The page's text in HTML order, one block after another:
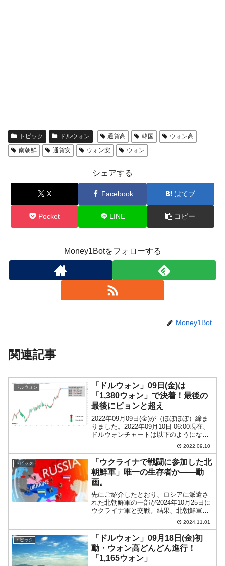
トピック ドルウォン 通貨高 韓国
ウォン高
南朝鮮
通貨安 ウォン安 ウォン
シェアする
X Facebook はてブ
Pocket LINE コピー
Money1Botをフォローする
Money1Bot
関連記事
ドルウォン
「ドルウォン」09日(金)は
「1,380ウォン」で決着！最後の
最後にピョンと超え
2022年09月09日(金)が（ほぼほぼ）締ま
りました。2022年09月10日 06:00現在、
ドルウォンチャートは以下のようになっ
ています（チャートは『Investing.com』
より引用：以下同）。一時「1ドル＝
1,374ウォン」まで下...
2022.09.10
トピック
「ウクライナで戦闘に参加した北
朝鮮軍」唯一の生存者か――動
画。
先にご紹介したとおり、ロシアに派遣さ
れた北朝鮮軍の一部が2024年10月25日に
ウクライナ軍と交戦。結果、北朝鮮軍兵
士は一人を残して全滅した――という情
報が出ています。情報の出どころは、リ
トアニアを拠点とする非営利団体『ブル
ー・イエロー』の...
2024.11.01
トピック
「ドルウォン」09月18日(金)初
動・ウォン高どんどん進行！
「1,165ウォン」